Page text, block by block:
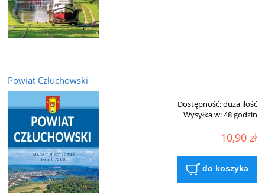
Powiat Człuchowski
Dostępność:duża ilość
Wysyłka w:48 godzin
10,90 zł
do koszyka